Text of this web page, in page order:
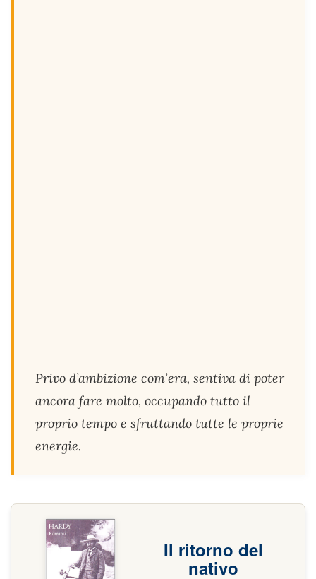
Privo d’ambizione com’era, sentiva di poter
ancora fare molto, occupando tutto il
proprio tempo e sfruttando tutte le proprie
energie.
Il ritorno del
nativo